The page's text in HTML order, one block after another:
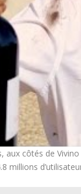
aux côtés de
millions